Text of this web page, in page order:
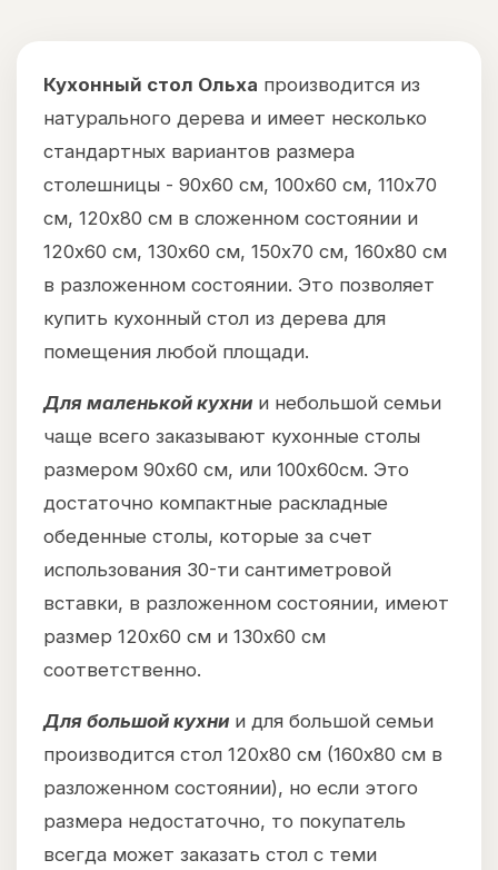
Кухонный стол Ольха производится из
натурального дерева и имеет несколько
стандартных вариантов размера
столешницы - 90х60 см, 100х60 см, 110х70
см, 120х80 см в сложенном состоянии и
120х60 см, 130х60 см, 150х70 см, 160х80 см
в разложенном состоянии. Это позволяет
купить кухонный стол из дерева для
помещения любой площади.
Для маленькой кухни и небольшой семьи
чаще всего заказывают кухонные столы
размером 90х60 см, или 100х60см. Это
достаточно компактные раскладные
обеденные столы, которые за счет
использования 30-ти сантиметровой
вставки, в разложенном состоянии, имеют
размер 120х60 см и 130х60 см
соответственно.
Для большой кухни и для большой семьи
производится стол 120х80 см (160х80 см в
разложенном состоянии), но если этого
размера недостаточно, то покупатель
всегда может заказать стол с теми